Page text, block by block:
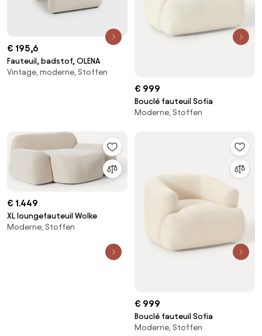
€ 195,6
Fauteuil, badstof, OLENA
Vintage, moderne, Stoffen
€ 999
Bouclé fauteuil Sofia
Moderne, Stoffen
€ 1.449
XL loungefauteuil Wolke
Moderne, Stoffen
€ 999
Bouclé fauteuil Sofia
Moderne, Stoffen